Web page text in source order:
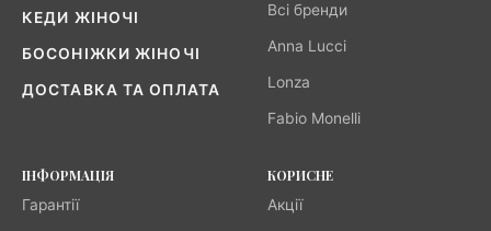
КЕДИ ЖІНОЧІ
БОСОНІЖКИ ЖІНОЧІ
ДОСТАВКА ТА ОПЛАТА
Всі бренди
Anna Lucci
Lonza
Fabio Monelli
ІНФОРМАЦІЯ
Гарантії
КОРИСНЕ
Акції